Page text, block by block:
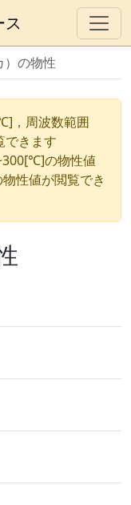
ス
）の物性
，周波数範囲
できます
の物性値
性値が閲覧でき